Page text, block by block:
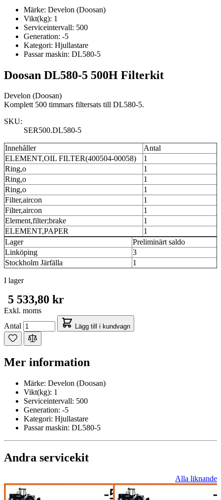
Märke: Develon (Doosan)
Vikt(kg): 1
Serviceintervall: 500
Generation: -5
Kategori: Hjullastare
Passar maskin: DL580-5
Doosan DL580-5 500H Filterkit
Develon (Doosan)
Komplett 500 timmars filtersats till DL580-5.
SKU:
SER500.DL580-5
Innehåller
Antal
ELEMENT,OIL FILTER(400504-00058)
1
Ring,o
1
Ring,o
1
Ring,o
1
Filter,aircon
1
Filter,aircon
1
Element,filter;brake
1
ELEMENT,PAPER
1
Lager
Preliminärt saldo
Linköping
3
Stockholm Järfälla
1
I lager
5 533,80 kr
Exkl. moms
Antal
Lägg till i kundvagn
Mer information
Märke: Develon (Doosan)
Vikt(kg): 1
Serviceintervall: 500
Generation: -5
Kategori: Hjullastare
Passar maskin: DL580-5
Andra servicekit
Alla liknande